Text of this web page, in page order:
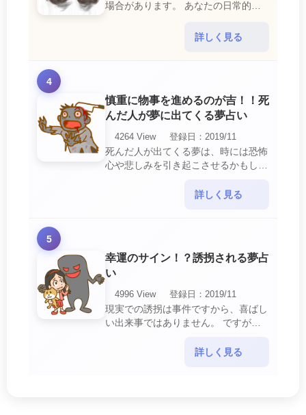
場合があります。 あなたの日常的な
詳しく見る
4
慎重に物事を進めるのが吉！！死
んだ人が夢に出てくる夢占い
4264 View
登録日：2019/11
死んだ人が出てくる夢は、時には恐怖
心や悲しみを引き起こさせるかもしれ
意して欲しいメッセージや警告を伝え
詳しく見る
5
幸運のサイン！？誘拐される夢占
い
4996 View
登録日：2019/11
現実での誘拐は事件ですから、喜ばし
い出来事ではありません。 ですが、
詳しく見る